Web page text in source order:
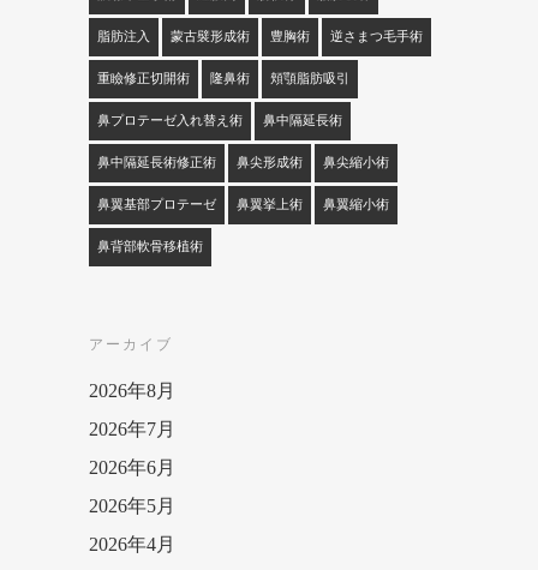
脂肪注入 蒙古襞形成術 豊胸術 逆さまつ毛手術
重瞼修正切開術 隆鼻術 頬顎脂肪吸引
鼻プロテーゼ入れ替え術 鼻中隔延長術
鼻中隔延長術修正術 鼻尖形成術 鼻尖縮小術
鼻翼基部プロテーゼ 鼻翼挙上術 鼻翼縮小術
鼻背部軟骨移植術
アーカイブ
2026年8月
2026年7月
2026年6月
2026年5月
2026年4月